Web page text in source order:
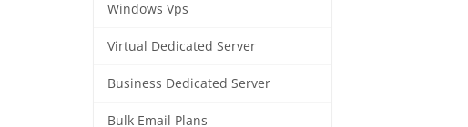
Windows Vps
Virtual Dedicated Server
Business Dedicated Server
Bulk Email Plans